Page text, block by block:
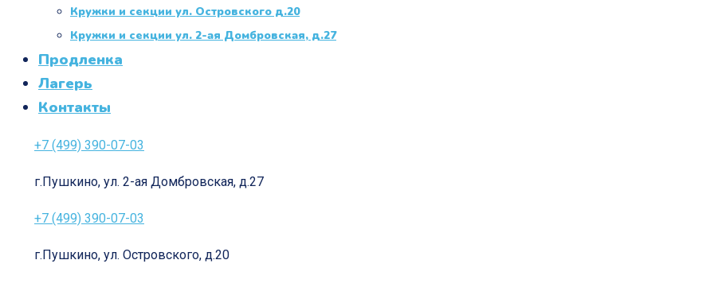
Кружки и секции ул. Островского д.20
Кружки и секции ул. 2-ая Домбровская, д.27
Продленка
Лагерь
Контакты
+7 (499) 390-07-03
г.Пушкино, ул. 2-ая Домбровская, д.27
+7 (499) 390-07-03
г.Пушкино, ул. Островского, д.20